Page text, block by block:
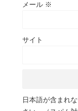
メール ※
サイト
日本語が含まれ